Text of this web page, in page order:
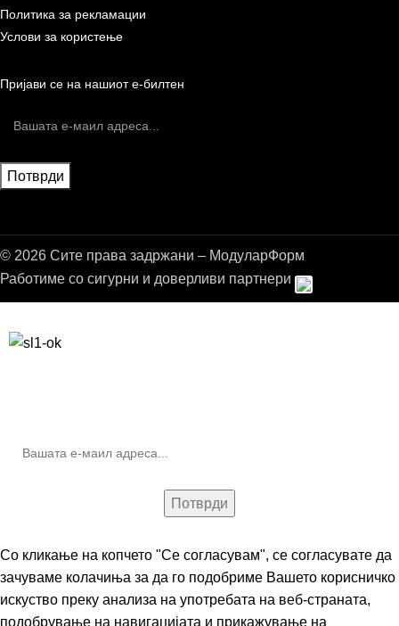
Политика за рекламации
Услови за користење
Пријави се на нашиот е-билтен
© 2026 Сите права задржани – МодуларФорм
Работиме со сигурни и доверливи партнери
Со кликање на копчето "Се согласувам", се согласувате да
зачуваме колачиња за да го подобриме Вашето корисничко
искуство преку анализа на употребата на веб-страната,
подобрување на навигацијата и прикажување на